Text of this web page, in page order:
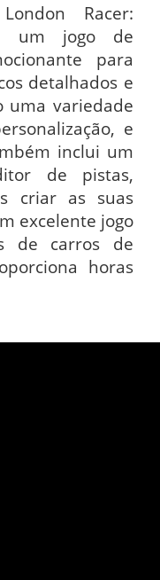
Racer:
um jogo de
para
detalhados e
uma variedade
e
inclui um
de pistas,
criar as suas
excelente jogo
de carros de
horas